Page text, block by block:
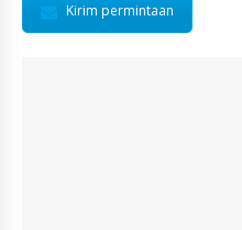
Kirim permintaan